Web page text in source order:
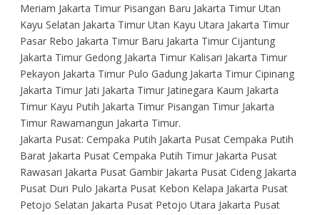
Meriam Jakarta Timur Pisangan Baru Jakarta Timur Utan
Kayu Selatan Jakarta Timur Utan Kayu Utara Jakarta Timur
Pasar Rebo Jakarta Timur Baru Jakarta Timur Cijantung
Jakarta Timur Gedong Jakarta Timur Kalisari Jakarta Timur
Pekayon Jakarta Timur Pulo Gadung Jakarta Timur Cipinang
Jakarta Timur Jati Jakarta Timur Jatinegara Kaum Jakarta
Timur Kayu Putih Jakarta Timur Pisangan Timur Jakarta
Timur Rawamangun Jakarta Timur.
Jakarta Pusat: Cempaka Putih Jakarta Pusat Cempaka Putih
Barat Jakarta Pusat Cempaka Putih Timur Jakarta Pusat
Rawasari Jakarta Pusat Gambir Jakarta Pusat Cideng Jakarta
Pusat Duri Pulo Jakarta Pusat Kebon Kelapa Jakarta Pusat
Petojo Selatan Jakarta Pusat Petojo Utara Jakarta Pusat